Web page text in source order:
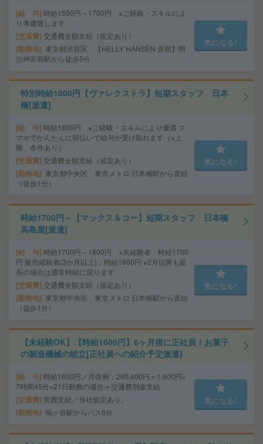
給 与 時給1550円～1700円 ※ご経験・スキルによ
り考慮致します
交通費 交通費全額支給（規定あり）
勤務地
東京都渋谷区 【HELLY HANSEN 原宿】明
治神宮前駅から徒歩5分
気になる!
特別時給1800円【ヴァレクストラ】短期スタッフ 日本
橋[派遣]
給 与 時給1800円 ※ご経験・スキルにより優遇 ス
マホでかんたんに前払いで給与が受け取れます（※上
限、条件あり）
交通費 交通費全額支給（規定あり）
勤務地
東京都中央区 東京メトロ 日本橋駅から直結
（徒歩1分）
気になる!
時給1700円～【マックス＆コー】短期スタッフ 日本橋
高島屋[派遣]
給 与 時給1700円～1800円 ※未経験者：時給1700
円 販売経験者(3か月以上)：時給1800円 ※2月以降も延
長の場合は通常時給に戻ります
交通費 交通費全額支給（規定あり）
勤務地
東京都中央区 東京メトロ 日本橋駅から直結
（徒歩1分）
気になる!
【未経験OK】【時給1600円】6ヶ月後に正社員！お菓子
の製造機械の組立[正社員への紹介予定派遣]
給 与 時給1600円／月収例：260,400円＝1,600円×
7時間45分×21日勤務の場合＋交通費別途支給
交通費 実費支給／当社規定あり。
勤務地 鳩ヶ谷駅からバス6分
気になる!